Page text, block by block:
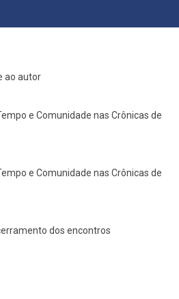
ao autor
e Comunidade nas Crônicas de
e Comunidade nas Crônicas de
dos encontros